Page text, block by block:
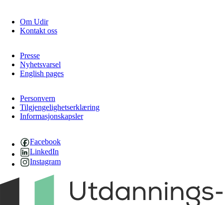
Om Udir
Kontakt oss
Presse
Nyhetsvarsel
English pages
Personvern
Tilgjengelighetserklæring
Informasjonskapsler
Facebook
LinkedIn
Instagram